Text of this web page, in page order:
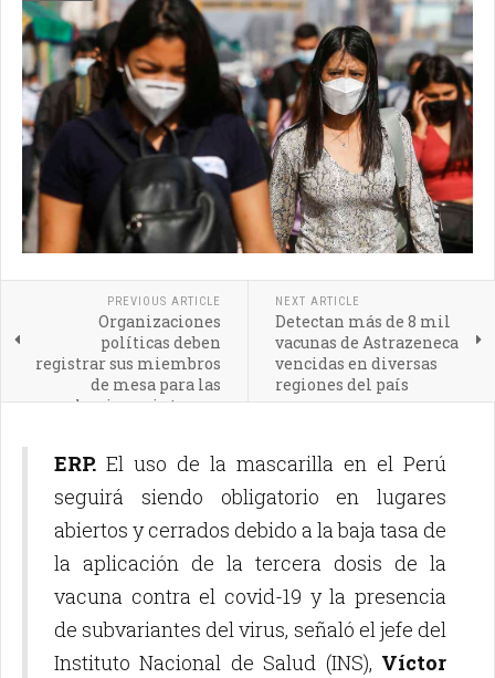
PREVIOUS ARTICLE
Organizaciones
políticas deben
registrar sus miembros
de mesa para las
elecciones internas
NEXT ARTICLE
Detectan más de 8 mil
vacunas de Astrazeneca
vencidas en diversas
regiones del país
ERP. El uso de la mascarilla en el Perú
seguirá siendo obligatorio en lugares
abiertos y cerrados debido a la baja tasa de
la aplicación de la tercera dosis de la
vacuna contra el covid-19 y la presencia
de subvariantes del virus, señaló el jefe del
Instituto Nacional de Salud (INS), Víctor